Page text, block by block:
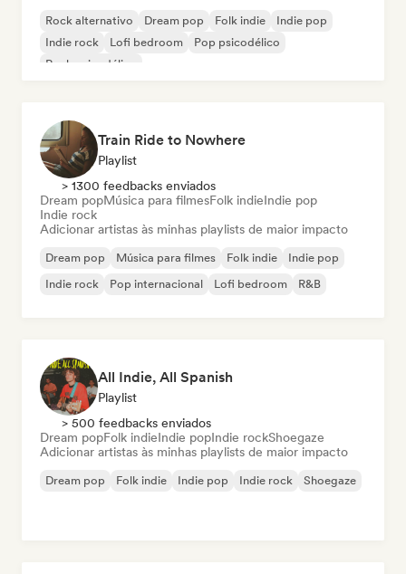
Rock alternativo Dream pop Folk indie
Indie pop
Indie rock
Lofi bedroom
Pop psicodélico
Rock psicodélico
Train Ride to Nowhere
Playlist
> 1300 feedbacks enviados
Dream popMúsica para filmesFolk indieIndie pop
Indie rock
Adicionar artistas às minhas playlists de maior impacto
Dream pop Música para filmes Folk indie
Indie pop
Indie rock
Pop internacional Lofi bedroom R&B
All Indie, All Spanish
Playlist
> 500 feedbacks enviados
Dream popFolk indieIndie popIndie rockShoegaze
Adicionar artistas às minhas playlists de maior impacto
Dream pop Folk indie Indie pop Indie rock Shoegaze